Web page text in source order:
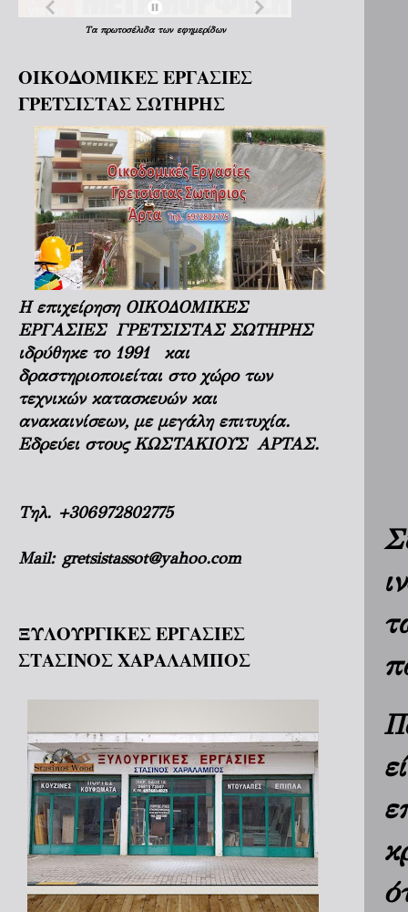
Τα πρωτοσέλιδα των εφημερίδων
ΟΙΚΟΔΟΜΙΚΕΣ ΕΡΓΑΣΙΕΣ
ΓΡΕΤΣΙΣΤΑΣ ΣΩΤΗΡΗΣ
Η επιχείρηση ΟΙΚΟΔΟΜΙΚΕΣ
ΕΡΓΑΣΙΕΣ ΓΡΕΤΣΙΣΤΑΣ ΣΩΤΗΡΗΣ
ιδρύθηκε το 1991 και
δραστηριοποιείται στο χώρο των
τεχνικών κατασκευών και
ανακαινίσεων, με μεγάλη επιτυχία.
Εδρεύει στους ΚΩΣΤΑΚΙΟΥΣ ΑΡΤΑΣ.
Τηλ. +306972802775
Mail: gretsistassot@yahoo.com
ΞΥΛΟΥΡΓΙΚΕΣ ΕΡΓΑΣΙΕΣ
ΣΤΑΣΙΝΟΣ ΧΑΡΑΛΑΜΠΟΣ